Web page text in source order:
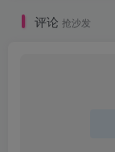
评论 抢沙发